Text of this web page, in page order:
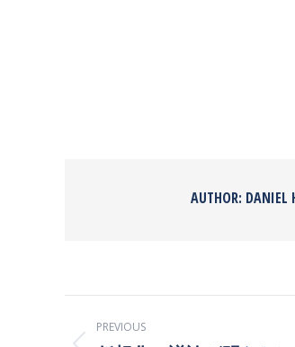
AUTHOR: DANIEL
POST
PREVIOUS